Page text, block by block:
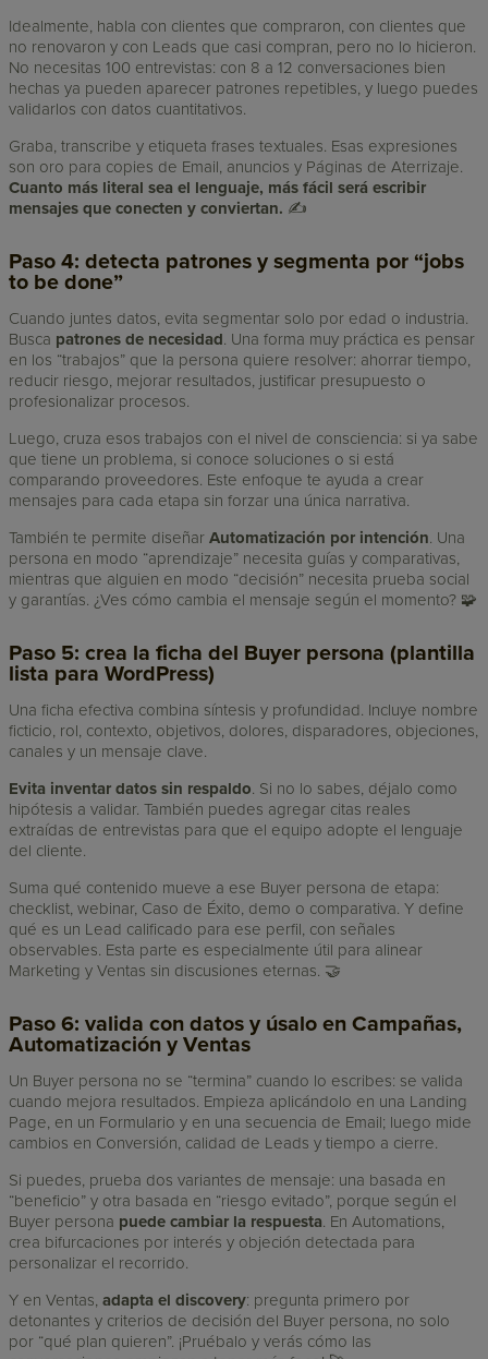
Idealmente, habla con clientes que compraron, con clientes que
no renovaron y con Leads que casi compran, pero no lo hicieron.
No necesitas 100 entrevistas: con 8 a 12 conversaciones bien
hechas ya pueden aparecer patrones repetibles, y luego puedes
validarlos con datos cuantitativos.
Graba, transcribe y etiqueta frases textuales. Esas expresiones
son oro para copies de Email, anuncios y Páginas de Aterrizaje.
Cuanto más literal sea el lenguaje, más fácil será escribir
mensajes que conecten y conviertan. ✍️
Paso 4: detecta patrones y segmenta por “jobs
to be done”
Cuando juntes datos, evita segmentar solo por edad o industria.
Busca patrones de necesidad. Una forma muy práctica es pensar
en los “trabajos” que la persona quiere resolver: ahorrar tiempo,
reducir riesgo, mejorar resultados, justificar presupuesto o
profesionalizar procesos.
Luego, cruza esos trabajos con el nivel de consciencia: si ya sabe
que tiene un problema, si conoce soluciones o si está
comparando proveedores. Este enfoque te ayuda a crear
mensajes para cada etapa sin forzar una única narrativa.
También te permite diseñarAutomatización por intención. Una
persona en modo “aprendizaje” necesita guías y comparativas,
mientras que alguien en modo “decisión” necesita prueba social
y garantías. ¿Ves cómo cambia el mensaje según el momento? 🧩
Paso 5: crea la ficha del Buyer persona (plantilla
lista para WordPress)
Una ficha efectiva combina síntesis y profundidad. Incluye nombre
ficticio, rol, contexto, objetivos, dolores, disparadores, objeciones,
canales y un mensaje clave.
Evita inventar datos sin respaldo. Si no lo sabes, déjalo como
hipótesis a validar. También puedes agregar citas reales
extraídas de entrevistas para que el equipo adopte el lenguaje
del cliente.
Suma qué contenido mueve a ese Buyer persona de etapa:
checklist, webinar, Caso de Éxito, demo o comparativa. Y define
qué es un Lead calificado para ese perfil, con señales
observables. Esta parte es especialmente útil para alinear
Marketing y Ventas sin discusiones eternas. 🤝
Paso 6: valida con datos y úsalo en Campañas,
Automatización y Ventas
Un Buyer persona no se “termina” cuando lo escribes: se valida
cuando mejora resultados. Empieza aplicándolo en una Landing
Page, en un Formulario y en una secuencia de Email; luego mide
cambios en Conversión, calidad de Leads y tiempo a cierre.
Si puedes, prueba dos variantes de mensaje: una basada en
“beneficio” y otra basada en “riesgo evitado”, porque según el
Buyer persona puede cambiar la respuesta . En Automations,
crea bifurcaciones por interés y objeción detectada para
personalizar el recorrido.
Y en Ventas,adapta el discovery: pregunta primero por
detonantes y criterios de decisión del Buyer persona, no solo
por “qué plan quieren”. ¡Pruébalo y verás cómo las